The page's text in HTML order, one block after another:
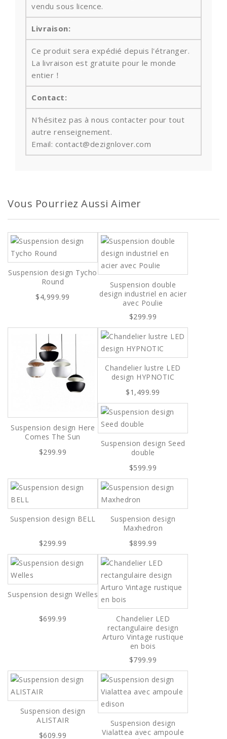
vendu sous licence.
Livraison:
Ce produit sera expédié depuis l'étranger.
La livraison est gratuite pour le monde
entier！
Contact:
N'hésitez pas à nous contacter pour tout
autre renseignement.
Email: contact@dezignlover.com
Vous Pourriez Aussi Aimer
Suspension design Tycho
Round
$4,999.99
Suspension double
design industriel en acier
avec Poulie
$299.99
Suspension design Here
Comes The Sun
$299.99
Chandelier lustre LED
design HYPNOTIC
$1,499.99
Suspension design Seed
double
$599.99
Suspension design BELL
$299.99
Suspension design
Maxhedron
$899.99
Suspension design Welles
$699.99
Chandelier LED
rectangulaire design
Arturo Vintage rustique
en bois
$799.99
Suspension design
ALISTAIR
$609.99
Suspension design
Vialattea avec ampoule